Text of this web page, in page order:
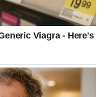
, što je bio bolniji teret od bilo